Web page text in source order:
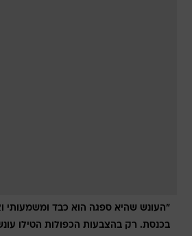
"העונש שהיא ספגה הוא כבד ומשמעותי
בכנסת. רק בהצבעות הכפולות הטילו